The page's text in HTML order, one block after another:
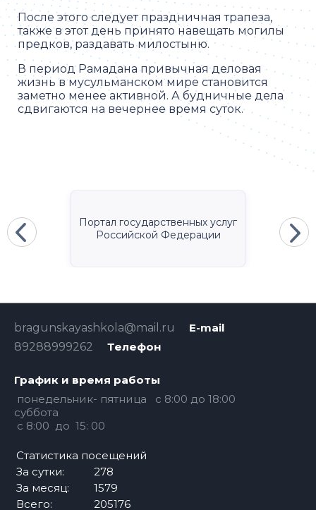
После этого следует праздничная трапеза,
также в этот день принято навещать могилы
предков, раздавать милостыню.
В период Рамадана привычная деловая
жизнь в мусульманском мире становится
заметно менее активной. А будничные дела
сдвигаются на вечернее время суток.
Портал государственных услуг
Российской Федерации
E-mail
bragunskayashkola@mail.ru
Телефон
89288999262
График и время работы
понедельник- пятница с 8:00 до 18:00
суббота
с 8:00 до 15: 00
Статистика посещений
За сутки:
278
За месяц:
1579
Всего:
205176